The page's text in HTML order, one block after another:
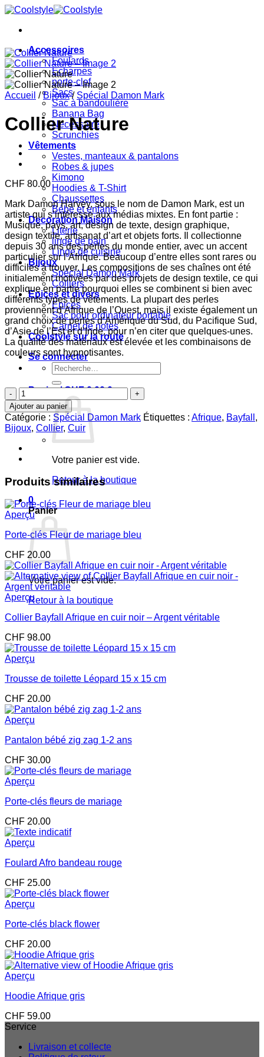
Passer
contenu
Accessoires
Foulards
Echarpes
porte-clef
Sacs
Sac à bandoulière
Banana Bag
Necessaire
Scrunchies
Vêtements
Vestes, manteaux & pantalons
Robes & jupes
Kimono
Hoodies & T-Shirt
Chaussettes
Bébé et enfants
Decoration Maison
Literie
linge de bain
Linge de cuisine
Bijoux
Spécial Damon Mark
Colliers
Epices et divers
Epices
Sac pour ordinateur portable
Carnet de notes
Coolstyle sur la route
Se connecter
Recherche
pour :
Panier /CHF0.00 0
Votre panier est vide.
Retour à la boutique
0
Panier
Votre panier est vide.
Retour à la boutique
Accueil / Bijoux / Spécial Damon Mark
Collier Nature
CHF 80.00
Mark Damon Harvey, sous le nom de Damon Mark, est un
artiste qui s’intéresse aux médias mixtes. En font partie :
Musique, pays, art, design de texte, design graphique,
design textile, artisanat d’art et objets forts. Il collectionne
depuis 30 ans des perles du monde entier, avec un accent
particulier sur l’Afrique. Beaucoup d’entre elles sont rares ou
difficiles à trouver. Les compositions de ses chaînes ont été
initialement motivées par des projets de design textile, ce qui
explique en partie pourquoi elles se combinent si bien avec
différents types de vêtements. La plupart des perles
proviennent d’Afrique de l’Ouest, mais il existe également un
grand choix de perles d’Amérique du Sud, du Pacifique Sud,
d’Asie de l’Est et d’Inde, pour n’en citer que quelques-unes.
La qualité des matériaux est élevée et les combinaisons de
couleurs sont hypnotisantes.
quantité
de
Collier
Nature
Ajouter au panier
Catégorie : Spécial Damon Mark Étiquettes : Afrique, Bayfall ,
Bijoux, Collier, Cuir
Produits similaires
Aperçu
Porte-clés Fleur de mariage bleu
CHF 20.00
Aperçu
Collier Bayfall Afrique en cuir noir – Argent véritable
CHF 98.00
Aperçu
Trousse de toilette Léopard 15 x 15 cm
CHF 20.00
Aperçu
Pantalon bébé zig zag 1-2 ans
CHF 30.00
Aperçu
Porte-clés fleurs de mariage
CHF 20.00
Aperçu
Foulard Afro bandeau rouge
CHF 25.00
Aperçu
Porte-clés black flower
CHF 20.00
Aperçu
Hoodie Afrique gris
CHF 59.00
Service
Livraison et collecte